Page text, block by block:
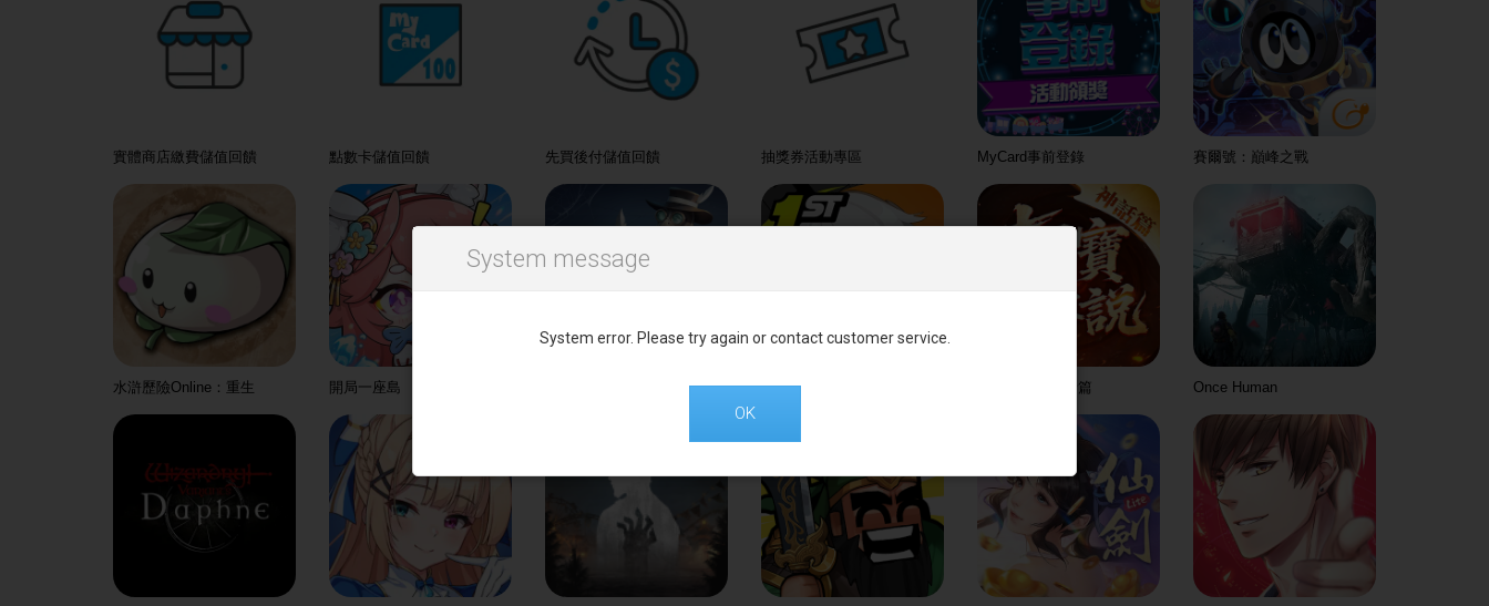
實體商店繳費儲值回饋 點數卡儲值回饋 先買後付儲值回饋 抽獎券活動專區 MyCard事前登錄 賽爾號：巔峰之戰
水滸歷險Online：重生 開局一座島 絕區零 打寶傳說：神話篇 Once Human
System message
System error. Please try again or contact customer service.
OK